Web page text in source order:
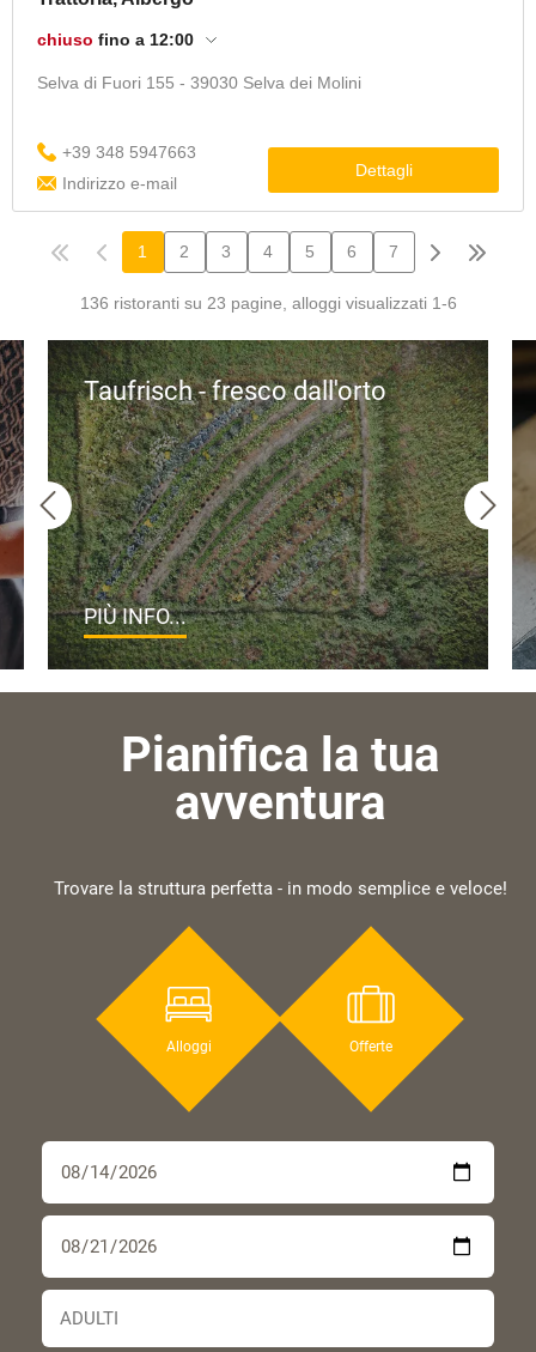
Taufrisch - fresco dall'orto
PIÙ INFO...
Pianifica la tua
avventura
Trovare la struttura perfetta - in modo semplice e veloce!
Alloggi Offerte